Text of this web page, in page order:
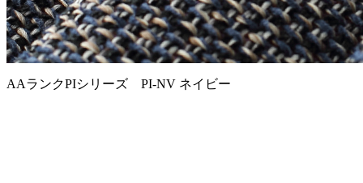
AAランクPIシリーズ PI-NV ネイビー